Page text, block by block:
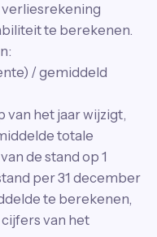
te berekenen.
/ gemiddeld
van het jaar wijzigt,
totale
de stand op 1
per 31 december
te berekenen,
van het